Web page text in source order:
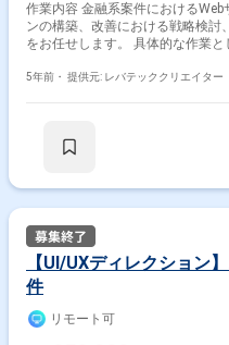
作業内容 金融系案件における
ンの構築、改善における戦略検討
をお任せします。 具体的な作業
目標設定と予実管理 ・プロジェク
5年前・ 提供元: レバテッククリエイター
【UI/UXディレクション
件
リモート可